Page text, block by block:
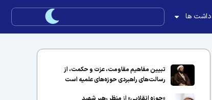
ها
تبیین مفاهیم مقاومت، عزت و حکمت، از
رسالت‌های راهبردی حوزه‌های علمیه است